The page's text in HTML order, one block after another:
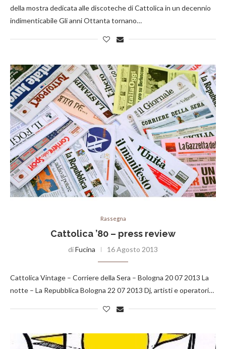
della mostra dedicata alle discoteche di Cattolica in un decennio
indimenticabile Gli anni Ottanta tornano…
Rassegna
Cattolica ’80 – press review
diFucina 16 Agosto 2013
Cattolica Vintage – Corriere della Sera – Bologna 20 07 2013 La
notte – La Repubblica Bologna 22 07 2013 Dj, artisti e operatori…